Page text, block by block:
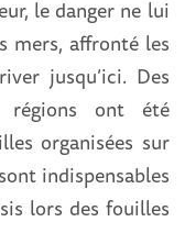
le danger ne lui
mers, affronté les
jusqu’ici. Des
régions ont été
organisées sur
indispensables
lors des fouilles